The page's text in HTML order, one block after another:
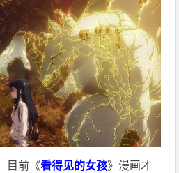
目前《看得见的女孩》漫画才